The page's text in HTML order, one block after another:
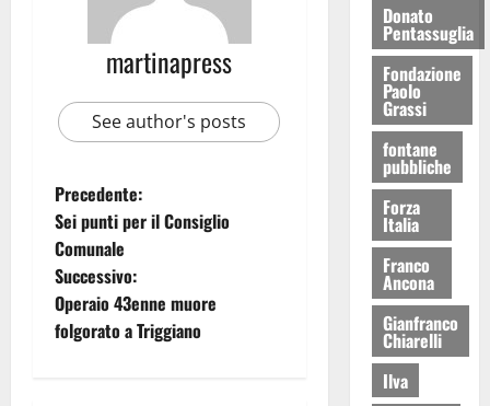
martinapress
See author's posts
Precedente:
Sei punti per il Consiglio
Comunale
Successivo:
Operaio 43enne muore
folgorato a Triggiano
Donato
Pentassuglia
Fondazione
Paolo
Grassi
fontane
pubbliche
Forza
Italia
Franco
Ancona
Gianfranco
Chiarelli
Ilva